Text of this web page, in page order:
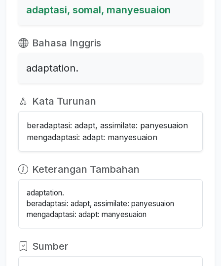
adaptasi, somal, manyesuaion
Bahasa Inggris
adaptation.
Kata Turunan
beradaptasi: adapt, assimilate: panyesuaion
mengadaptasi: adapt: manyesuaion
Keterangan Tambahan
adaptation.
beradaptasi: adapt, assimilate: panyesuaion
mengadaptasi: adapt: manyesuaion
Sumber